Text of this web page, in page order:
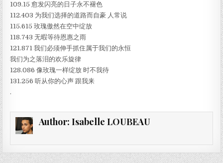
109.15 愈发闪亮的日子永不褪色
112.403 为我们选择的道路而自豪 人常说
115.615 玫瑰傲然在空中绽放
118.743 无暇等待恩惠之雨
121.871 我们必须伸手抓住属于我们的永恒
我们为之落泪的欢乐旋律
128.086 像玫瑰一样绽放 时不我待
131.256 听从你的心声 跟我来
.
Author: Isabelle LOUBEAU